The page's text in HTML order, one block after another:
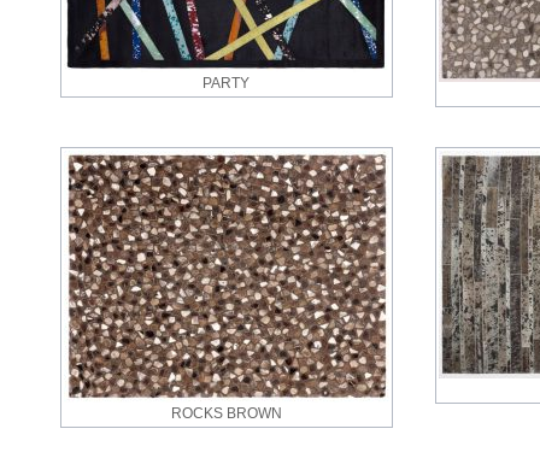
PARTY
ROCKS BROWN